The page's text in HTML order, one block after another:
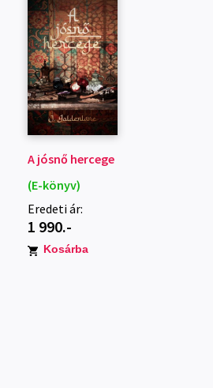
A jósnő hercege
(E-könyv)
Eredeti ár:
1 990.-
Kosárba